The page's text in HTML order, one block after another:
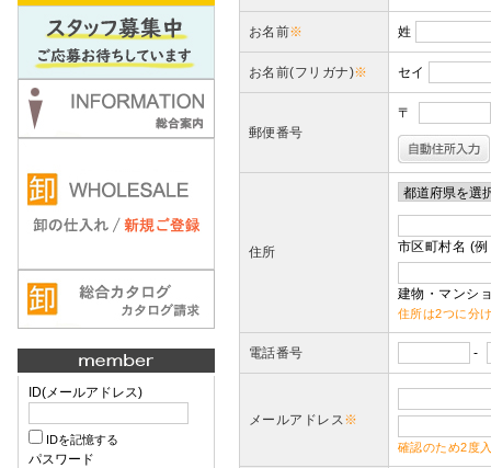
ID(メールアドレス)
IDを記憶する
パスワード
お名前※ 姓
お名前(フリガナ)※ セイ
郵便番号
〒
住所 市区町村名 (
建物・マンシ
住所は2つに分
電話番号 -
メールアドレス※
確認のため2度